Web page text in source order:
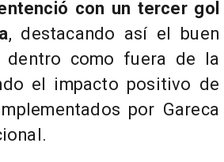
con un tercer gol
, destacando así el buen
dentro como fuera de la
el impacto positivo de
por Gareca